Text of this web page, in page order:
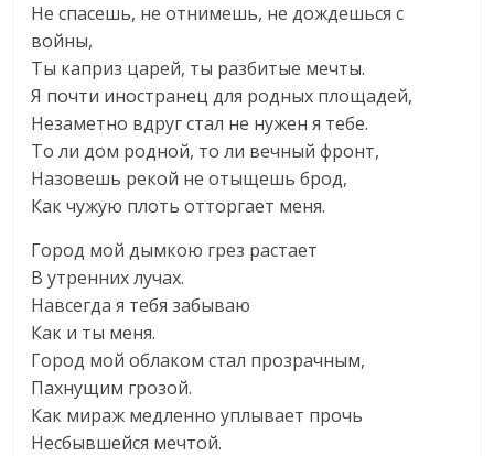
Не спасешь, не отнимешь, не дождешься с
войны,
Ты каприз царей, ты разбитые мечты.
Я почти иностранец для родных площадей,
Незаметно вдруг стал не нужен я тебе.
То ли дом родной, то ли вечный фронт,
Назовешь рекой не отыщешь брод,
Как чужую плоть отторгает меня.
Город мой дымкою грез растает
В утренних лучах.
Навсегда я тебя забываю
Как и ты меня.
Город мой облаком стал прозрачным,
Пахнущим грозой.
Как мираж медленно уплывает прочь
Несбывшейся мечтой.